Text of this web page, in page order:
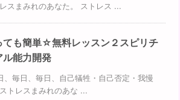
スまみれのあなた。 ストレス ...
ても簡単☆無料レッスン２スピリチ
ル能力開発
、毎日、毎日、自己犠牲・自己否定・我慢
トレスまみれのあな ...